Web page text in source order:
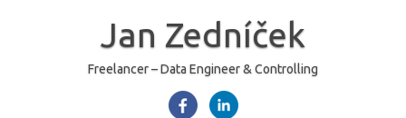
Jan Zedníček
Freelancer – Data Engineer & Controlling